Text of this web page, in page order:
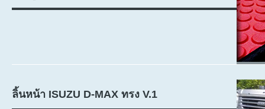
ลิ้นหน้า ISUZU D-MAX ทรง V.1